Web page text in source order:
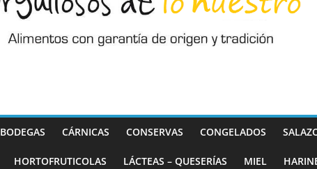
BODEGAS CÁRNICAS CONSERVAS CONGELADOS
HORTOFRUTICOLAS LÁCTEAS – QUESERÍAS MIEL